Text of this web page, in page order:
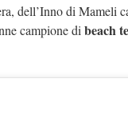
dell’Inno di Mameli
campione di beach